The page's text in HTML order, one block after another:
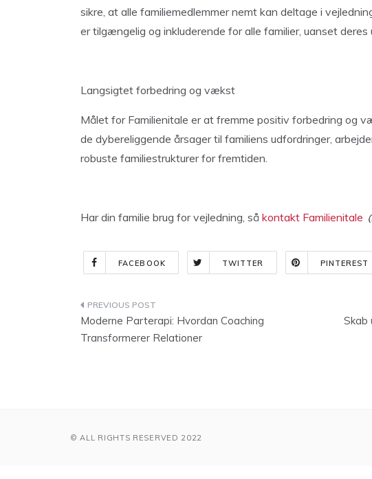
sikre, at alle familiemedlemmer nemt kan deltage i
er tilgængelig og inkluderende for alle familier, uanset
Langsigtet forbedring og vækst
Målet for Familienitale er at fremme positiv forbedring og
de dybereliggende årsager til familiens udfordringer,
robuste familiestrukturer for fremtiden.
Har din familie brug for vejledning, så kontakt Familienitale
FACEBOOK TWITTER PINTEREST
Indlægsnavigation
Moderne Parterapi: Hvordan Coaching
Transformerer Relationer
Skab
© ALL RIGHTS RESERVED 2022